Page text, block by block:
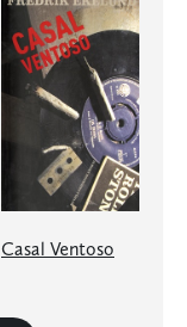
Casal Ventoso